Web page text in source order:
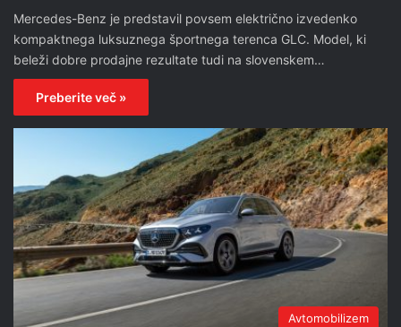
​Mercedes-Benz je predstavil povsem električno izvedenko
kompaktnega luksuznega športnega terenca GLC. Model, ki
beleži dobre prodajne rezultate tudi na slovenskem…
Preberite več »
Avtomobilizem